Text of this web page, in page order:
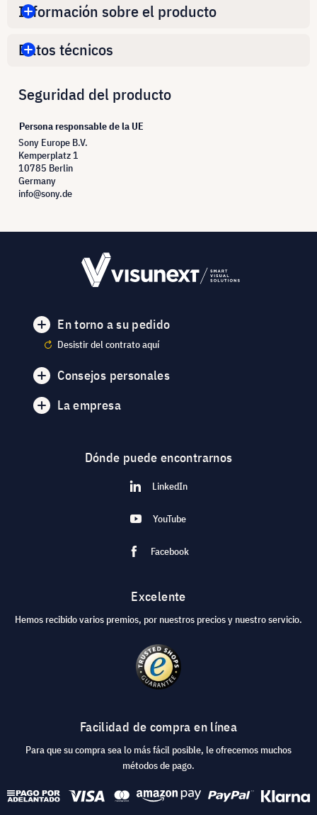
Información sobre el producto
Datos técnicos
Seguridad del producto
Persona responsable de la UE
Sony Europe B.V.
Kemperplatz 1
10785 Berlin
Germany
info@sony.de
En torno a su pedido
Desistir del contrato aquí
Consejos personales
La empresa
Dónde puede encontrarnos
LinkedIn
YouTube
Facebook
Excelente
Hemos recibido varios premios, por nuestros precios y nuestro servicio.
Facilidad de compra en línea
Para que su compra sea lo más fácil posible, le ofrecemos muchos
métodos de pago.